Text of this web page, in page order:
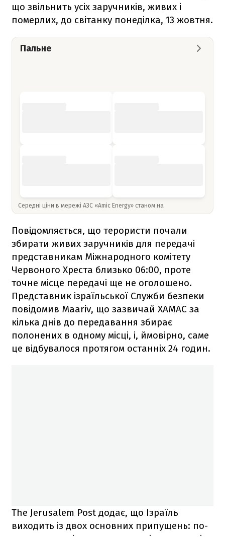
що звільнить усіх заручників, живих і
померлих, до світанку понеділка, 13 жовтня.
Пальне
Середні ціни в мережі АЗС «Amic Energy» станом на
Повідомляється, що терористи почали
збирати живих заручників для передачі
представникам Міжнародного комітету
Червоного Хреста близько 06:00, проте
точне місце передачі ще не оголошено.
Представник ізраїльської Служби безпеки
повідомив Maariv, що зазвичай ХАМАС за
кілька днів до передавання збирає
полонених в одному місці, і, ймовірно, саме
це відбувалося протягом останніх 24 годин.
The Jerusalem Post додає, що Ізраїль
виходить із двох основних припущень: по-